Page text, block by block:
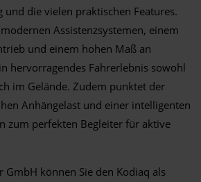
und die vielen praktischen Features.
Assistenzsystemen, einem
und einem hohen Maß an
hervorragendes Fahrerlebnis sowohl
im Gelände. Zudem punktet der
Anhängelast und einer intelligenten
zum perfekten Begleiter für aktive
können Sie den Kodiaq als